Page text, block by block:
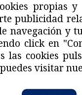
propias
publicidad
navegación y
click en
las cookies
visitar